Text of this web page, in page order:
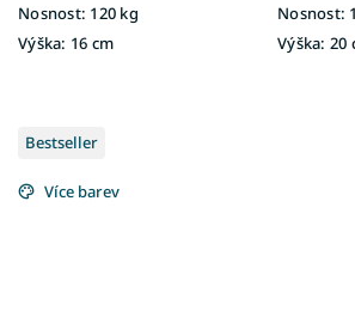
Nosnost: 120 kg
Výška: 16 cm
Nosnost:
Výška: 20
Bestseller
Více barev